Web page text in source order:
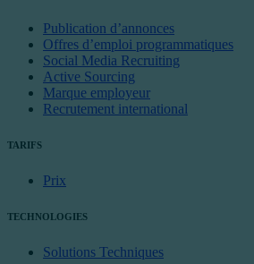
Publication d’annonces
Offres d’emploi programmatiques
Social Media Recruiting
Active Sourcing
Marque employeur
Recrutement international
TARIFS
Prix
TECHNOLOGIES
Solutions Techniques